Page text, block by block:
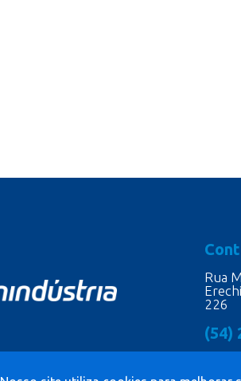
Rua
226
(54)